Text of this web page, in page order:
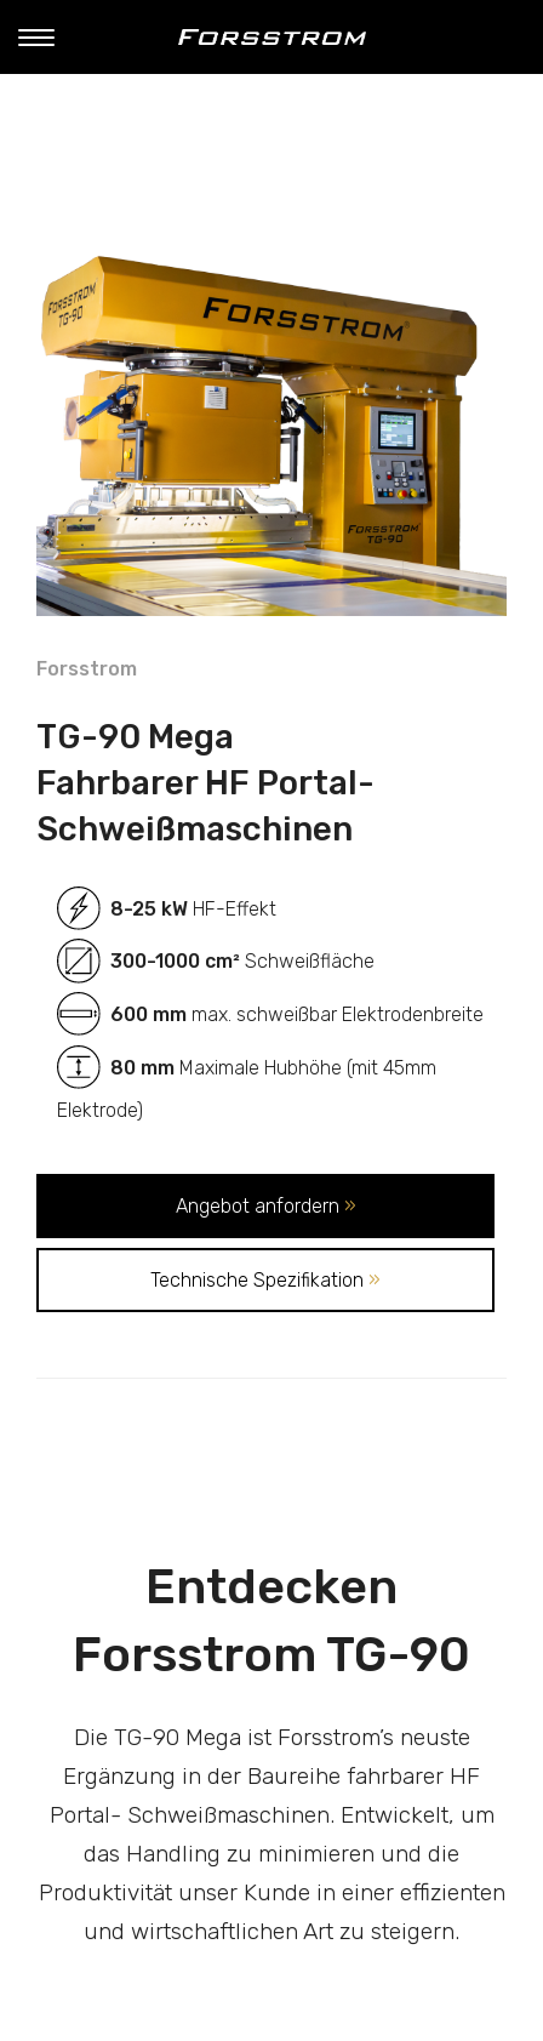
Forsstrom
TG-90 Mega
Fahrbarer HF Portal-
Schweißmaschinen
8-25 kWHF-Effekt
300-1000 cm²Schweißfläche
600 mmmax. schweißbar Elektrodenbreite
80 mmMaximale Hubhöhe (mit 45mm
Elektrode)
Angebot anfordern »
Technische Spezifikation »
Entdecken
Forsstrom TG-90
Die TG-90 Mega ist Forsstrom’s neuste
Ergänzung in der Baureihe fahrbarer HF
Portal- Schweißmaschinen. Entwickelt, um
das Handling zu minimieren und die
Produktivität unser Kunde in einer effizienten
und wirtschaftlichen Art zu steigern.